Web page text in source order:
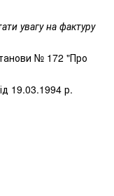
увагу на фактуру
№ 172 "Про
19.03.1994 р.